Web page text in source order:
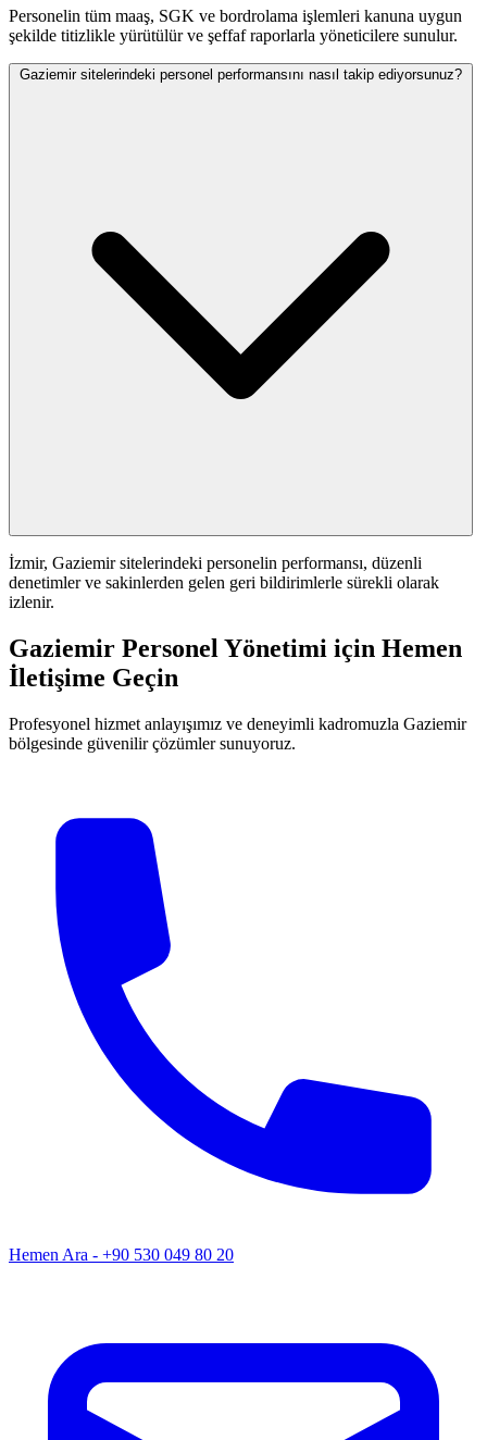
Personelin tüm maaş, SGK ve bordrolama işlemleri kanuna uygun
şekilde titizlikle yürütülür ve şeffaf raporlarla yöneticilere sunulur.
Gaziemir sitelerindeki personel performansını nasıl takip ediyorsunuz?
İzmir, Gaziemir sitelerindeki personelin performansı, düzenli
denetimler ve sakinlerden gelen geri bildirimlerle sürekli olarak
izlenir.
Gaziemir Personel Yönetimi için Hemen
İletişime Geçin
Profesyonel hizmet anlayışımız ve deneyimli kadromuzla Gaziemir
bölgesinde güvenilir çözümler sunuyoruz.
Hemen Ara - +90 530 049 80 20